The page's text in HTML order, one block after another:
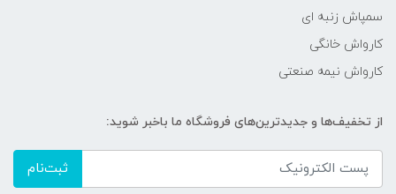
سمپاش زنبه ای
کارواش خانگی
کارواش نیمه صنعتی
از تخفیف‌ها و جدیدترین‌های فروشگاه ما باخبر شوید:
ثبت‌نام